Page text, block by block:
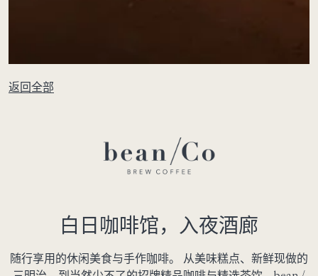
返回全部
白日咖啡馆，入夜酒廊
随行享用的休闲美食与手作咖啡。 从美味糕点、新鲜现做的